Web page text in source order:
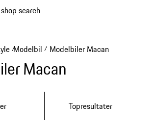
search
/Modelbil / Modelbiler Macan
Macan
Topresultater